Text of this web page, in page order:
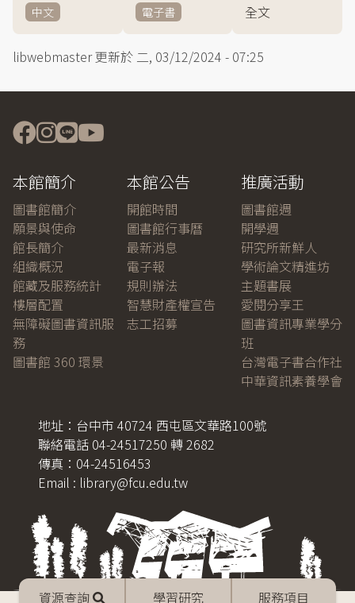
Mobile資源查詢 學習研究 服務項目
中文 電子書
全文
libwebmaster更新於 二, 03/12/2024 - 07:25
本館簡介
圖書館簡介
願景與使命
館長簡介
組織概況
館藏及服務統計
樓層配置
無障礙圖書資訊服
務
圖書館 360 環景
本館公告
開館時間
圖書館行事曆
最新消息
電子報
規則辦法
智慧財產權宣告
志工招募
推廣活動
圖書館週
開學週
研究所新鮮人
學術論文精進坊
主題書展
愛閱分享王
圖書資訊專業學分
班
台灣電子書合作社
中華資訊素養學會
地址：台中市 40724 西屯區文華路100號
聯絡電話 04-24517250 轉 2682
傳真：04-24516453
Email : library@fcu.edu.tw